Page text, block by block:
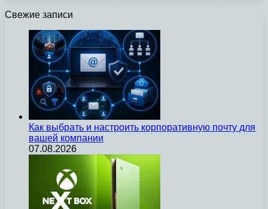
Свежие записи
Как выбрать и настроить корпоративную почту для
вашей компании
07.08.2026